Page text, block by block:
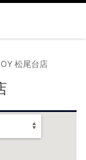
松尾台店